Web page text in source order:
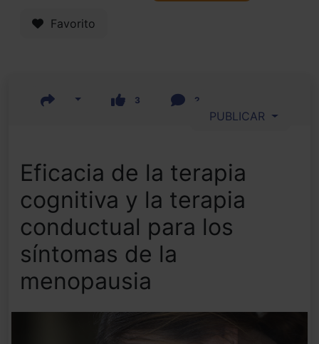
Favorito
3 2
PUBLICAR
Eficacia de la terapia
cognitiva y la terapia
conductual para los
síntomas de la
menopausia